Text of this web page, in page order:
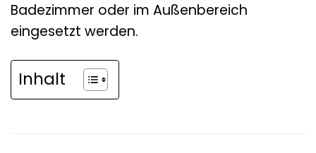
Badezimmer oder im Außenbereich
eingesetzt werden.
Inhalt